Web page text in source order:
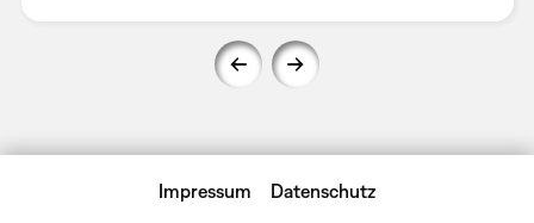
Impressum Datenschutz